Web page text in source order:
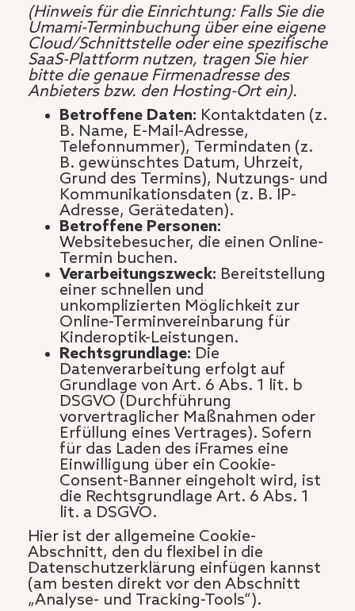
(Hinweis für die Einrichtung: Falls Sie die
Umami-Terminbuchung über eine eigene
Cloud/Schnittstelle oder eine spezifische
SaaS-Plattform nutzen, tragen Sie hier
bitte die genaue Firmenadresse des
Anbieters bzw. den Hosting-Ort ein).
Betroffene Daten: Kontaktdaten (z.
B. Name, E-Mail-Adresse,
Telefonnummer), Termindaten (z.
B. gewünschtes Datum, Uhrzeit,
Grund des Termins), Nutzungs- und
Kommunikationsdaten (z. B. IP-
Adresse, Gerätedaten).
Betroffene Personen:
Websitebesucher, die einen Online-
Termin buchen.
Verarbeitungszweck: Bereitstellung
einer schnellen und
unkomplizierten Möglichkeit zur
Online-Terminvereinbarung für
Kinderoptik-Leistungen.
Rechtsgrundlage: Die
Datenverarbeitung erfolgt auf
Grundlage von Art. 6 Abs. 1 lit. b
DSGVO (Durchführung
vorvertraglicher Maßnahmen oder
Erfüllung eines Vertrages). Sofern
für das Laden des iFrames eine
Einwilligung über ein Cookie-
Consent-Banner eingeholt wird, ist
die Rechtsgrundlage Art. 6 Abs. 1
lit. a DSGVO.
Hier ist der allgemeine Cookie-
Abschnitt, den du flexibel in die
Datenschutzerklärung einfügen kannst
(am besten direkt vor den Abschnitt
„Analyse- und Tracking-Tools“).